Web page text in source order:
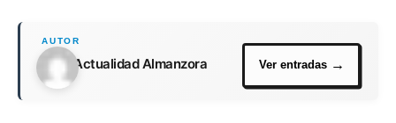
Actualidad Almanzora